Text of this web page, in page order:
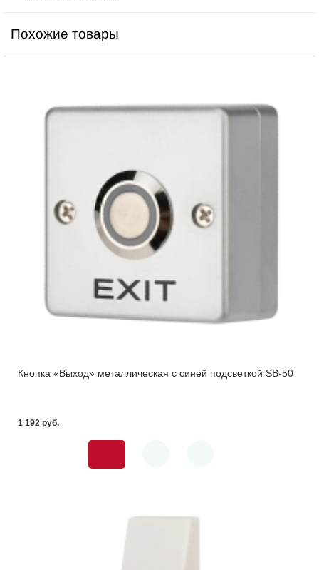
Похожие товары
Кнопка «Выход» металлическая с синей подсветкой SB-50
1 192 pуб.